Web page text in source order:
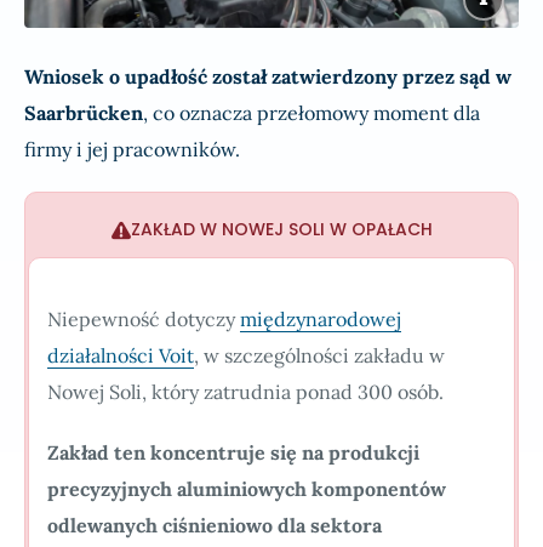
Wniosek o upadłość został zatwierdzony przez sąd w
Saarbrücken, co oznacza przełomowy moment dla
firmy i jej pracowników.
ZAKŁAD W NOWEJ SOLI W OPAŁACH
Niepewność dotyczymiędzynarodowej
działalności Voit, w szczególności zakładu w
Nowej Soli, który zatrudnia ponad 300 osób.
Zakład ten koncentruje się na produkcji
precyzyjnych aluminiowych komponentów
odlewanych ciśnieniowo dla sektora